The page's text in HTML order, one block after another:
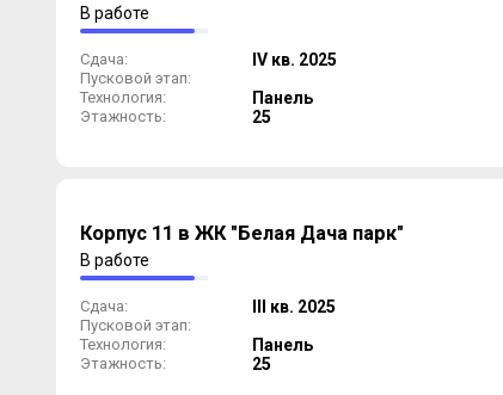
В работе
Сдача: IV кв. 2025
Пусковой этап:
Технология:
Панель
Этажность: 25
Корпус 11 в ЖК "Белая Дача парк"
В работе
Сдача: III кв. 2025
Пусковой этап:
Технология:
Панель
Этажность: 25